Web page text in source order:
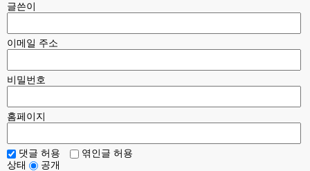
글쓴이
이메일 주소
비밀번호
홈페이지
댓글 허용
엮인글 허용
상태
공개